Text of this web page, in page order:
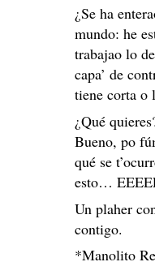
¿Se ha
mundo: he
trabajao lo
capa’ de
tiene corta o
¿Qué
Bueno, po
qué se
esto…
Un plaher
contigo.
*Manolito